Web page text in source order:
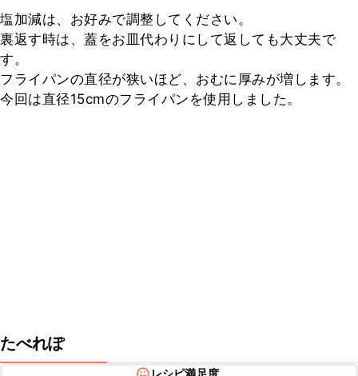
塩加減は、お好みで調整してください。
裏返す時は、蓋をお皿代わりにして返しても大丈夫で
す。
フライパンの直径が狭いほど、おむに厚みが増します。
今回は直径15cmのフライパンを使用しました。
たべれぽ
レシピ満足度